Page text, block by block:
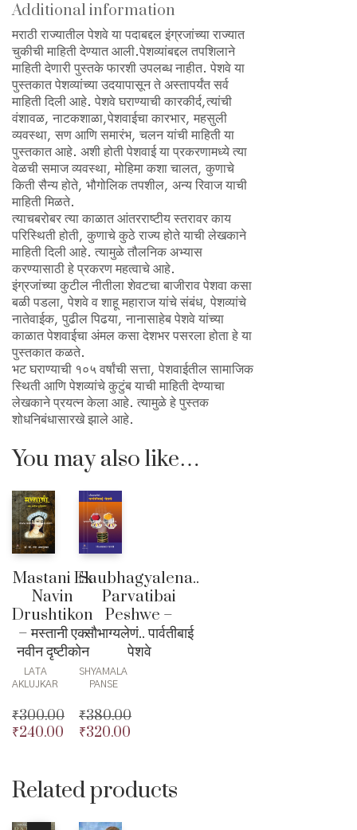
Additional information
मराठी राज्यातील पेशवे या पदाबद्दल इंग्रजांच्या राज्यात
चुकीची माहिती देण्यात आली.पेशव्यांबद्दल तपशिलाने
माहिती देणारी पुस्तके फारशी उपलब्ध नाहीत. पेशवे या
पुस्तकात पेशव्यांच्या उदयापासून ते अस्तापर्यंत सर्व
माहिती दिली आहे. पेशवे घराण्याची कारकीर्द,त्यांची
वंशावळ, नाटकशाळा,पेशवाईचा कारभार, महसुली
व्यवस्था, सण आणि समारंभ, चलन यांची माहिती या
पुस्तकात आहे. अशी होती पेशवाई या प्रकरणामध्ये त्या
वेळची समाज व्यवस्था, मोहिमा कशा चालत, कुणाचे
किती सैन्य होते, भौगोलिक तपशील, अन्य रिवाज याची
माहिती मिळते.
त्याचबरोबर त्या काळात आंतरराष्टीय स्तरावर काय
परिस्थिती होती, कुणाचे कुठे राज्य होते याची लेखकाने
माहिती दिली आहे. त्यामुळे तौलनिक अभ्यास
करण्यासाठी हे प्रकरण महत्वाचे आहे.
इंग्रजांच्या कुटील नीतीला शेवटचा बाजीराव पेशवा कसा
बळी पडला, पेशवे व शाहू महाराज यांचे संबंध, पेशव्यांचे
नातेवाईक, पुढील पिढया, नानासाहेब पेशवे यांच्या
काळात पेशवाईचा अंमल कसा देशभर पसरला होता हे या
पुस्तकात कळते.
भट घराण्याची १०५ वर्षांची सत्ता, पेशवाईतील सामाजिक
स्थिती आणि पेशव्यांचे कुटुंब याची माहिती देण्याचा
लेखकाने प्रयत्न केला आहे. त्यामुळे हे पुस्तक
शोधनिबंधासारखे झाले आहे.
You may also like…
Mastani Ek
Navin
Drushtikon
– मस्तानी एक
नवीन दृष्टीकोन
LATA
AKLUJKAR
₹300.00
Original
₹300.00.
₹240.00
is:
₹240.00.
Saubhagyalena..
Parvatibai
Peshwe –
सौभाग्यलेणं.. पार्वतीबाई
पेशवे
SHYAMALA
PANSE
₹380.00
Original
₹380.00.
₹320.00
₹320.00.
Related products